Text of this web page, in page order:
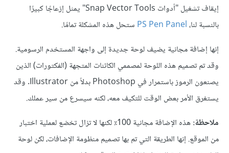
إيقاف تشغيل "أدوات Snap Vector Tools" يمثل إزعاجًا كبيرًا
بالنسبة لنا،PS Pen Panel ستحل هذه المشكلة تمامًا.
إنها إضافة مجانية يضيف لوحة جديدة إلى واجهة المستخدم الرسومية.
وقد تم تصميم هذه اللوحة لمصممي الكائنات المتجهة (الفكتورات) الذين
يصنعون الرموز باستمرار في Photoshop بدلاً من Illustrator. وقد
يستغرق الأمر بعض الوقت للتكيف معه، لكنه سيسرع من سير عملك.
ملاحظة:
هذه الإضافة مجانية 100٪ لكنها لا تزال تخضع لعملية اختبار
من الموقع. إنها الطريقة التي تم بها تصميم منظومة الإضافات، لكن لوحة